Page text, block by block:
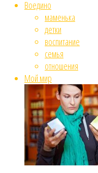
Воедино
маменька
детки
воспитание
семья
отношения
Мой мир